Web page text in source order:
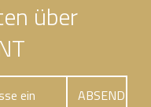
über